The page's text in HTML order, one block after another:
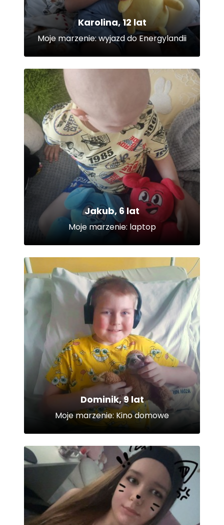
Karolina, 12 lat
Moje marzenie: wyjazd do Energylandii
Jakub, 6 lat
Moje marzenie: laptop
Dominik, 9 lat
Moje marzenie: Kino domowe